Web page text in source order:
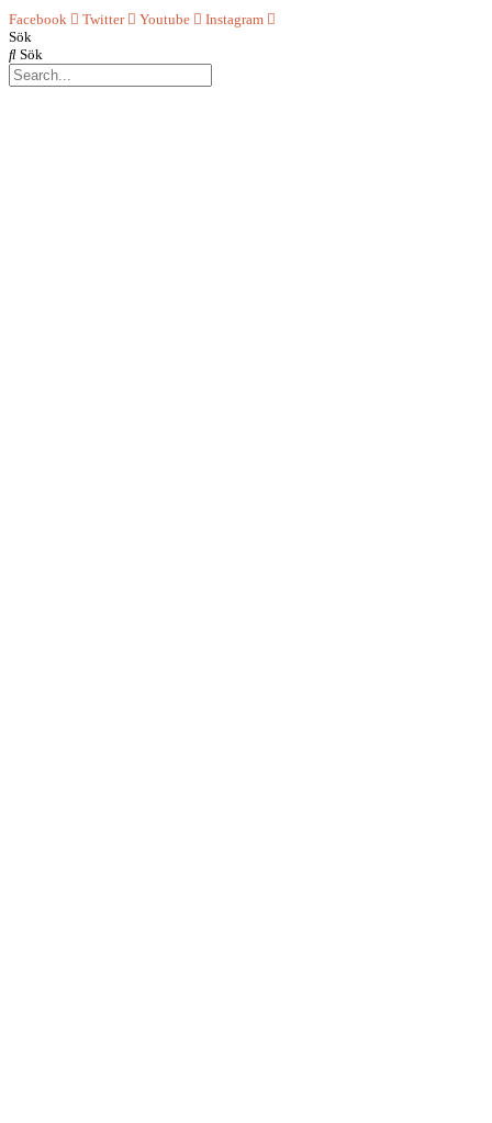
Facebook Twitter Youtube
Instagram
Sök
Sök